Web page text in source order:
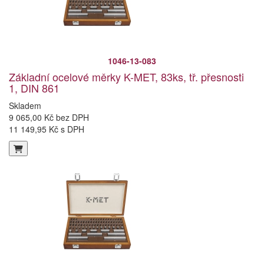
1046-13-083
Základní ocelové měrky K-MET, 83ks, tř. přesnosti
1, DIN 861
Skladem
9 065,00 Kč bez DPH
11 149,95 Kč s DPH